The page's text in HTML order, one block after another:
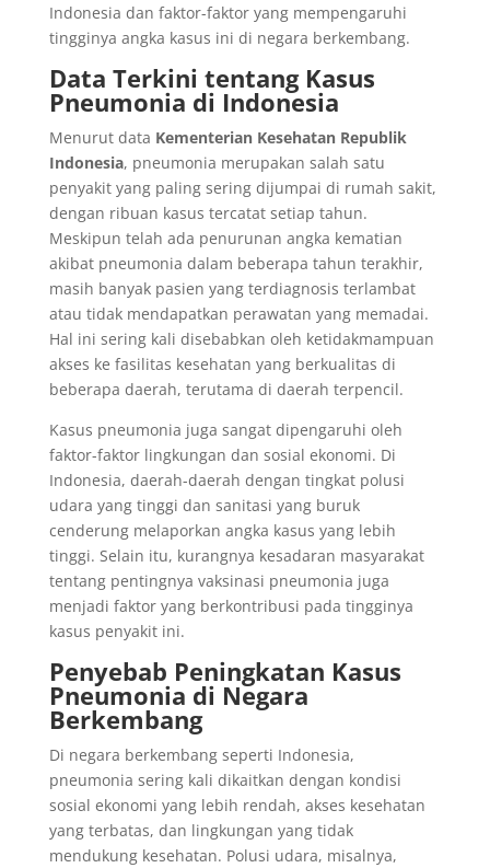
Indonesia dan faktor-faktor yang mempengaruhi
tingginya angka kasus ini di negara berkembang.
Data Terkini tentang Kasus
Pneumonia di Indonesia
Menurut data Kementerian Kesehatan Republik
Indonesia, pneumonia merupakan salah satu
penyakit yang paling sering dijumpai di rumah sakit,
dengan ribuan kasus tercatat setiap tahun.
Meskipun telah ada penurunan angka kematian
akibat pneumonia dalam beberapa tahun terakhir,
masih banyak pasien yang terdiagnosis terlambat
atau tidak mendapatkan perawatan yang memadai.
Hal ini sering kali disebabkan oleh ketidakmampuan
akses ke fasilitas kesehatan yang berkualitas di
beberapa daerah, terutama di daerah terpencil.
Kasus pneumonia juga sangat dipengaruhi oleh
faktor-faktor lingkungan dan sosial ekonomi. Di
Indonesia, daerah-daerah dengan tingkat polusi
udara yang tinggi dan sanitasi yang buruk
cenderung melaporkan angka kasus yang lebih
tinggi. Selain itu, kurangnya kesadaran masyarakat
tentang pentingnya vaksinasi pneumonia juga
menjadi faktor yang berkontribusi pada tingginya
kasus penyakit ini.
Penyebab Peningkatan Kasus
Pneumonia di Negara
Berkembang
Di negara berkembang seperti Indonesia,
pneumonia sering kali dikaitkan dengan kondisi
sosial ekonomi yang lebih rendah, akses kesehatan
yang terbatas, dan lingkungan yang tidak
mendukung kesehatan. Polusi udara, misalnya,